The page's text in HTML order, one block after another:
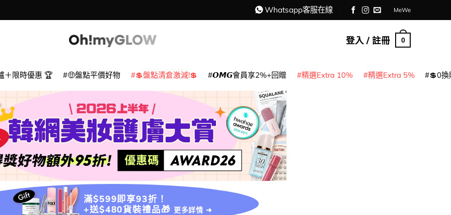
Whatsapp客服在線 MeWe
登入 / 註冊 0
＋限時優惠 🏆 🤑盤點平價好物 💲盤點清倉激減!💲 𝙊𝙈𝙂會員享2%+回贈 精選Extra 10% 精選Extra 5% 💲0換
滿$599即享93折！
+送$480貨裝禮品🎁 更多詳情 ➜